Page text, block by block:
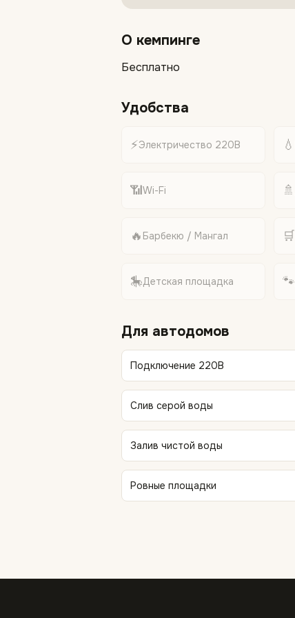
О кемпинге
Бесплатно
Удобства
⚡Электричество 220В 💧
📶Wi-Fi 🚿
🔥 Барбекю / Мангал 🛒
🎠Детская площадка 🐾
Для автодомов
Подключение 220В
Слив серой воды
Залив чистой воды
Ровные площадки